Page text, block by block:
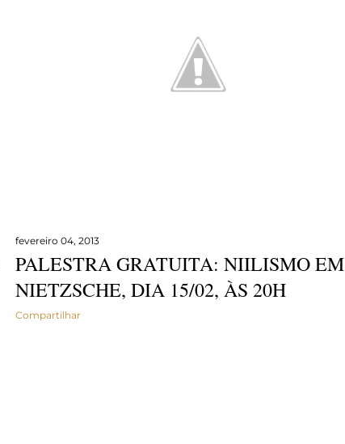
fevereiro 04, 2013
PALESTRA GRATUITA: NIILISMO EM
NIETZSCHE, DIA 15/02, ÀS 20H
Compartilhar